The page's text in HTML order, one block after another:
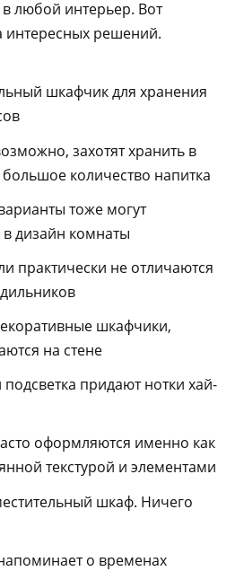
в любой интерьер. Вот
решений.
шкафчик для хранения
захотят хранить в
количество напитка
тоже могут
в дизайн комнаты
практически не отличаются
шкафчики,
на стене
придают нотки хай-
оформляются именно как
текстурой и элементами
шкаф. Ничего
о временах